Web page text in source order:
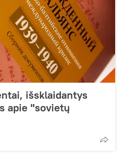
išsklaidantys
apie "sovietų